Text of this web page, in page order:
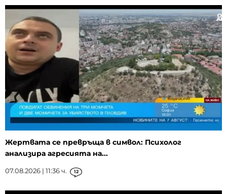
Жертвата се превръща в символ: Психолог
анализира агресията на...
07.08.2026 | 11:36 ч. 12